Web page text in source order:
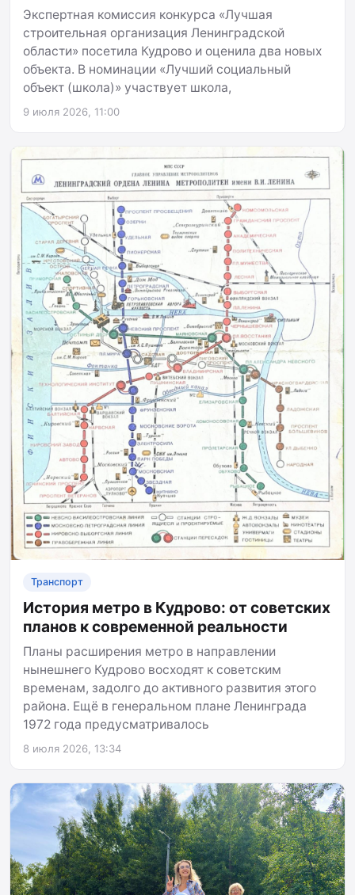
Экспертная комиссия конкурса «Лучшая
строительная организация Ленинградской
области» посетила Кудрово и оценила два новых
объекта. В номинации «Лучший социальный
объект (школа)» участвует школа,
9 июля 2026, 11:00
Транспорт
История метро в Кудрово: от советских
планов к современной реальности
Планы расширения метро в направлении
нынешнего Кудрово восходят к советским
временам, задолго до активного развития этого
района. Ещё в генеральном плане Ленинграда
1972 года предусматривалось
8 июля 2026, 13:34